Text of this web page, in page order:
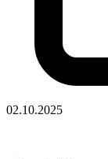
02.10.2025